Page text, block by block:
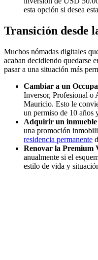
esta opción si desea
Transición desde
Muchos nómadas digitales
acaban decidiendo quedarse
pasar a una situación más
Cambiar a un
Inversor, Profesional o
Mauricio. Esto le
un permiso de 10 años
Adquirir un inmueble
una promoción
residencia permanente
Renovar la Premium
anualmente si el
estilo de vida y